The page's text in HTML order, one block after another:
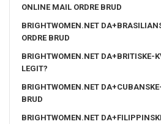
ONLINE MAIL ORDRE BRUD
BRIGHTWOMEN.NET
ORDRE BRUD
BRIGHTWOMEN.NET DA+BRITISKE-
LEGIT?
BRIGHTWOMEN.NET
BRUD
BRIGHTWOMEN.NET